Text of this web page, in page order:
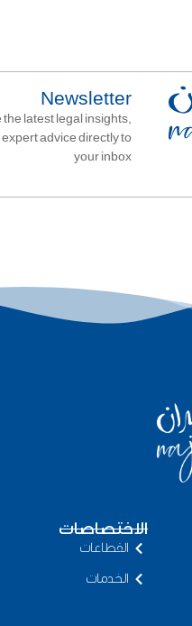
Newsletter
latest legal insights,
advice directly to
your inbox
الاختصاصات
القطاعات
الخدمات